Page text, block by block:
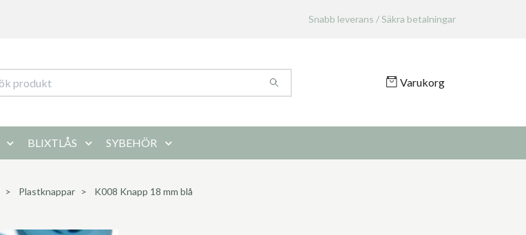
Snabb leverans / Säkra betalningar
Varukorg
BLIXTLÅS SYBEHÖR
Plastknappar K008 Knapp 18 mm blå